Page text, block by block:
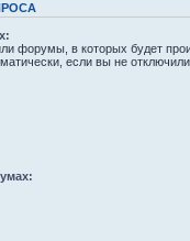
форумы, в которых будет
если вы не